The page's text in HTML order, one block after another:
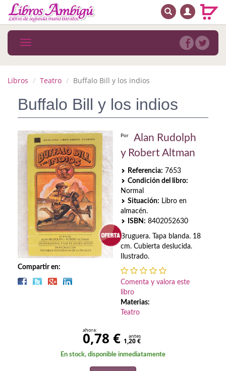
MENÚ PRINCIPAL
Novedades
MATERIAS
Astrología. Ocultismo
Autoayuda. Conocimiento personal
Autoayuda. Crecimiento personal
Biografía
Biografías
Ciencia ficción
Cine
BUSCAR
Toggle
navigation
Libros Teatro Buffalo Bill y los indios
Buffalo Bill y los indios
Compartir en:
Por
Alan Rudolph
y Robert Altman
Referencia: 7653
Condición del libro:
Normal
Situación: Libro en
almacén.
ISBN: 8402052630
Bruguera. Tapa blanda. 18
cm. Cubierta deslucida.
Ilustrado.
Comenta y valora este
libro
Materias:
Teatro
ahora:
0,78 € antes
1,20 €
En stock, disponible inmediatamente